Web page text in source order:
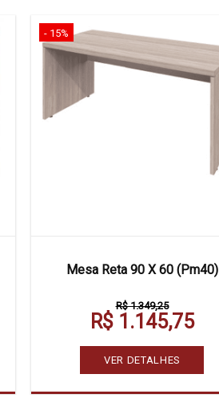
- 15%
Mesa Reta 90 X 60 (Pm40)
R$ 1.349,25
R$ 1.145,75
VER DETALHES